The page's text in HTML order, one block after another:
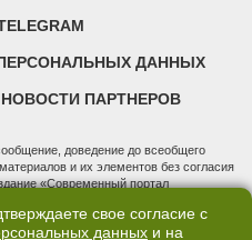
ДАННЫХ
НОВОСТИ ПАРТНЕРОВ
доведение до всеобщего
и их элементов без согласия
«Современный портал
технологий и массовых коммуникаций
ЭЛ № ФС 77 - 76634 от 02.09.2019
свое согласие с
данных и на